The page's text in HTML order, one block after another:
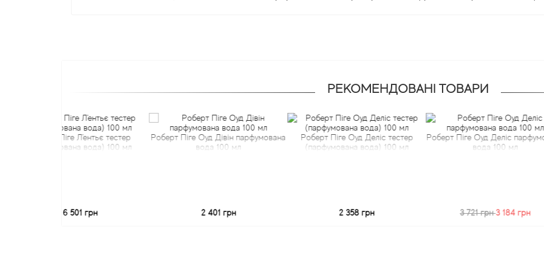
РЕКОМЕНДОВАНІ ТОВАРИ
Піге Л'ентьє тестер
вода) 100 мл
Роберт Піге Оуд Дівін парфумована
Роберт Піге Оуд Деліс тестер
(парфумована вода) 100 мл
Роберт Піге Оуд Деліс парфумована
3 184 грн